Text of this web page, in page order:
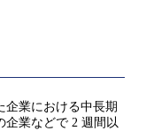
企業における中長期
企業などで 2 週間以